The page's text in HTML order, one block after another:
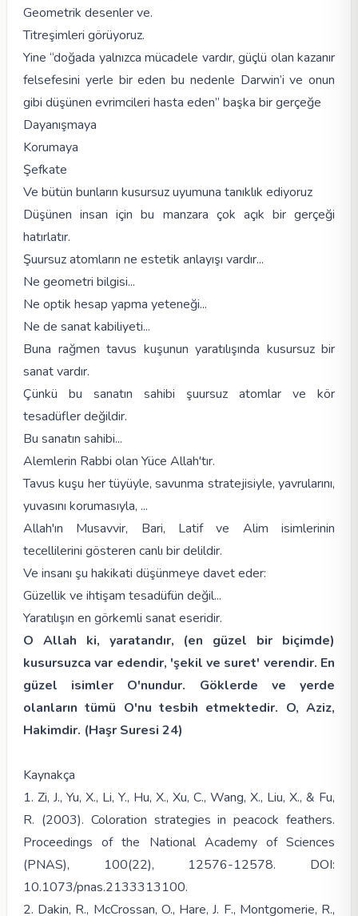
Geometrik desenler ve.
Titreşimleri görüyoruz.
Yine “doğada yalnızca mücadele vardır, güçlü olan kazanır
felsefesini yerle bir eden bu nedenle Darwin’i ve onun
gibi düşünen evrimcileri hasta eden” başka bir gerçeğe
Dayanışmaya
Korumaya
Şefkate
Ve bütün bunların kusursuz uyumuna tanıklık ediyoruz
Düşünen insan için bu manzara çok açık bir gerçeği
hatırlatır.
Şuursuz atomların ne estetik anlayışı vardır...
Ne geometri bilgisi...
Ne optik hesap yapma yeteneği...
Ne de sanat kabiliyeti...
Buna rağmen tavus kuşunun yaratılışında kusursuz bir
sanat vardır.
Çünkü bu sanatın sahibi şuursuz atomlar ve kör
tesadüfler değildir.
Bu sanatın sahibi...
Alemlerin Rabbi olan Yüce Allah'tır.
Tavus kuşu her tüyüyle, savunma stratejisiyle, yavrularını,
yuvasını korumasıyla, ...
Allah'ın Musavvir, Bari, Latif ve Alim isimlerinin
tecellilerini gösteren canlı bir delildir.
Ve insanı şu hakikati düşünmeye davet eder:
Güzellik ve ihtişam tesadüfün değil...
Yaratılışın en görkemli sanat eseridir.
O Allah ki, yaratandır, (en güzel bir biçimde)
kusursuzca var edendir, 'şekil ve suret' verendir. En
güzel isimler O'nundur. Göklerde ve yerde
olanların tümü O'nu tesbih etmektedir. O, Aziz,
Hakimdir. (Haşr Suresi 24)
Kaynakça
1. Zi, J., Yu, X., Li, Y., Hu, X., Xu, C., Wang, X., Liu, X., & Fu,
R. (2003). Coloration strategies in peacock feathers.
Proceedings of the National Academy of Sciences
(PNAS), 100(22), 12576-12578. DOI:
10.1073/pnas.2133313100.
2. Dakin, R., McCrossan, O., Hare, J. F., Montgomerie, R.,